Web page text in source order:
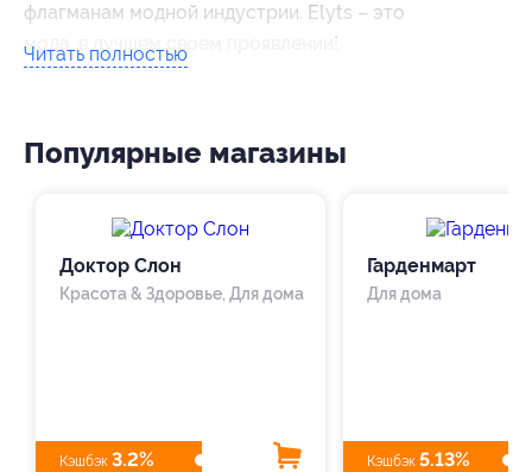
флагманам модной индустрии. Elyts – это
мода, в лучшем своем проявлении!
Читать полностью
Популярные магазины
Доктор Слон
Красота & Здоровье, Для дома
Кэшбэк 3.2%
Гарденмарт
Для дома
Кэшбэк 5.13%